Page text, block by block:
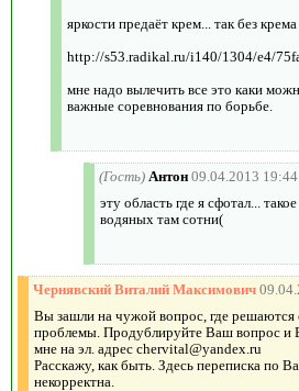
яркости предаёт крем... так без
http://s53.radikal.ru/i140/1304/e4/
мне надо вылечить все это каки
важные соревнования по борьбе.
(Гость) Антон 09.04.2013 19:44
эту область где я сфотал...
водяных там сотни(
Чернявский Виталий Максимович
Вы зашли на чужой вопрос, где
проблемы. Продублируйте Ваш вопрос и
мне на эл. адрес chervital@yandex.ru
Расскажу, как быть. Здесь переписка по
некорректна.